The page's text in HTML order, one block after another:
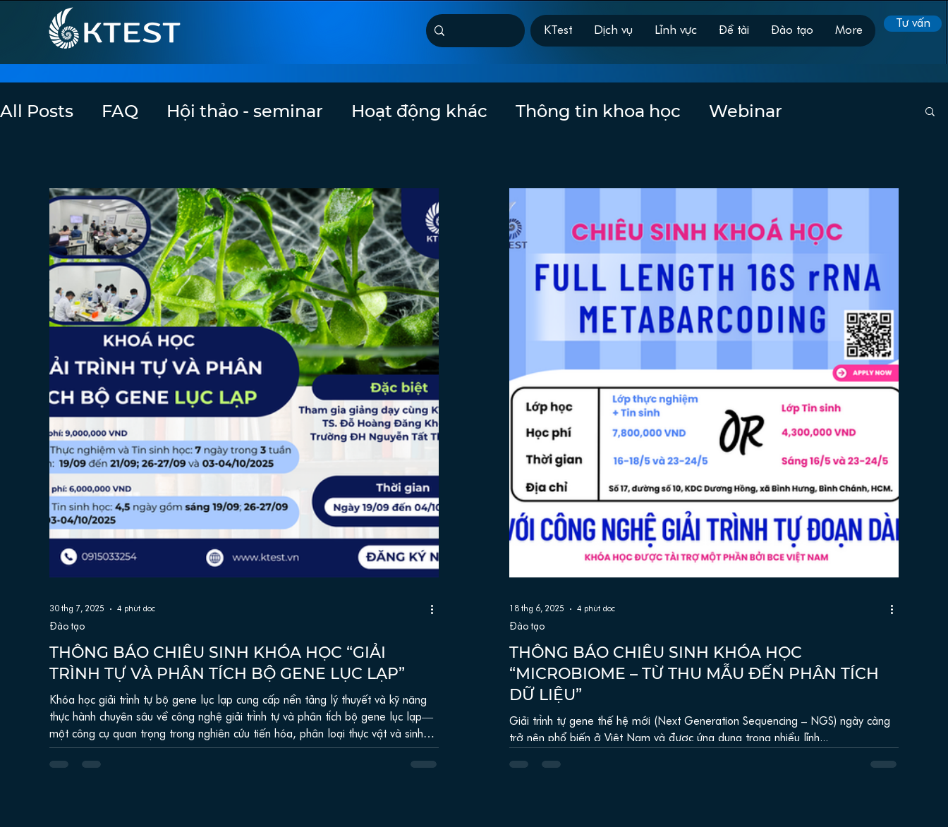
KTest Dịch vụ Lĩnh vực Đề tài Đào tạo More
Tư vấn
All Posts FAQ Hội thảo - seminar Hoạt động khác Thông tin khoa học Webinar
Tin sinh học Tuyển dụng Workshop KT-Grant Tài trợ Giảm giá Đào tạo
THÔNG BÁO CHIÊU SINH KHÓA HỌC “GIẢI
TRÌNH TỰ VÀ PHÂN TÍCH BỘ GENE LỤC LẠP”
Khóa học giải trình tự bộ gene lục lạp cung cấp nền tảng lý thuyết và kỹ năng
thực hành chuyên sâu về công nghệ giải trình tự và phân tích bộ gene lục lạp—
một công cụ quan trọng trong nghiên cứu tiến hóa, phân loại thực vật và sinh
Đào tạo
30 thg 7, 2025 4 phút đọc
THÔNG BÁO CHIÊU SINH KHÓA HỌC
“MICROBIOME – TỪ THU MẪU ĐẾN PHÂN TÍCH
DỮ LIỆU”
Giải trình tự gene thế hệ mới (Next Generation Sequencing – NGS) ngày càng
trở nên phổ biến ở Việt Nam và được ứng dụng trong nhiều lĩnh...
Đào tạo
18 thg 6, 2025 4 phút đọc